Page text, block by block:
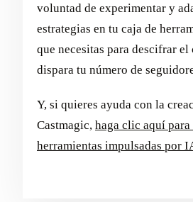
voluntad de experimentar y
estrategias en tu caja de
que necesitas para descifrar
dispara tu número de
Y, si quieres ayuda con la
Castmagic, haga clic aquí para
herramientas impulsadas por